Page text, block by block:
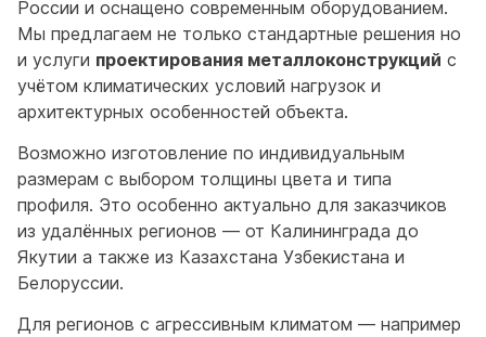
России и оснащено современным оборудованием.
Мы предлагаем не только стандартные решения но
и услуги проектирования металлоконструкций с
учётом климатических условий нагрузок и
архитектурных особенностей объекта.
Возможно изготовление по индивидуальным
размерам с выбором толщины цвета и типа
профиля. Это особенно актуально для заказчиков
из удалённых регионов — от Калининграда до
Якутии а также из Казахстана Узбекистана и
Белоруссии.
Для регионов с агрессивным климатом — например